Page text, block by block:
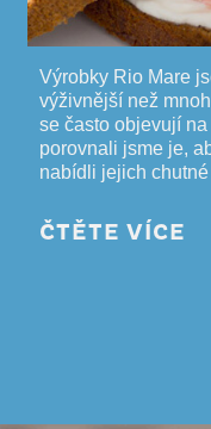
Výrobky Rio Mare
výživnější než
se často objevují
porovnali jsme je,
nabídli jejich
ČTĚTE VÍCE